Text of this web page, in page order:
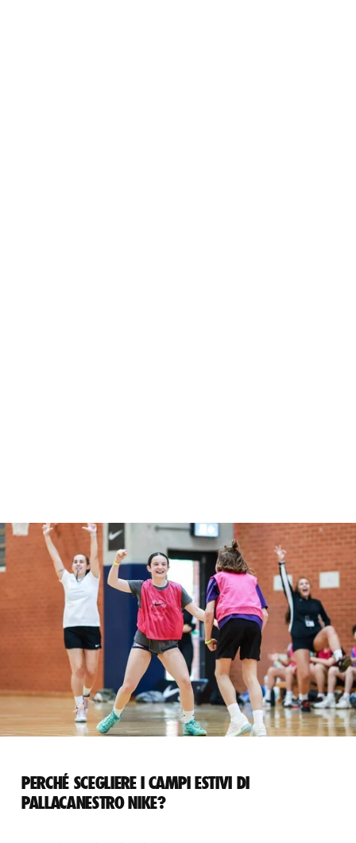
PERCHÉ SCEGLIERE I CAMPI ESTIVI DI
PALLACANESTRO NIKE?